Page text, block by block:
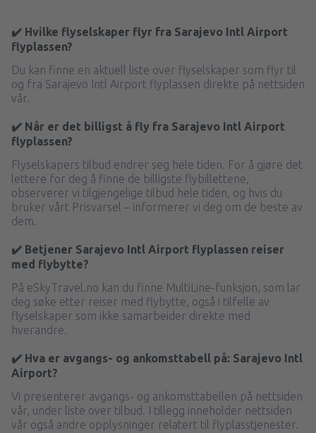
✔️ Hvilke flyselskaper flyr fra Sarajevo Intl Airport
flyplassen?
Du kan finne en aktuell liste over flyselskaper som flyr til
og fra Sarajevo Intl Airport flyplassen direkte på nettsiden
vår.
✔️ Når er det billigst å fly fra Sarajevo Intl Airport
flyplassen?
Flyselskapers tilbud endrer seg hele tiden. For å gjøre det
lettere for deg å finne de billigste flybillettene,
observerer vi tilgjengelige tilbud hele tiden, og hvis du
bruker vårt Prisvarsel – informerer vi deg om de beste av
dem.
✔️ Betjener Sarajevo Intl Airport flyplassen reiser
med flybytte?
På eSkyTravel.no kan du finne MultiLine-funksjon, som lar
deg søke etter reiser med flybytte, også i tilfelle av
flyselskaper som ikke samarbeider direkte med
hverandre.
✔️ Hva er avgangs- og ankomsttabell på: Sarajevo Intl
Airport?
Vi presenterer avgangs- og ankomsttabellen på nettsiden
vår, under liste over tilbud. I tillegg inneholder nettsiden
vår også andre opplysninger relatert til flyplasstjenester.